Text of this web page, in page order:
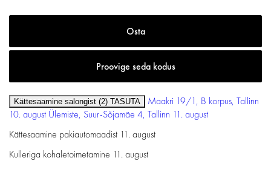
Proovige seda kodus
Kättesaamine salongist (2) TASUTA
Maakri 19/1, B korpus, Tallinn
10. august Ülemiste, Suur-Sõjamäe 4, Tallinn 11. august
Kättesaamine pakiautomaadist 11. august
Kulleriga kohaletoimetamine 11. august